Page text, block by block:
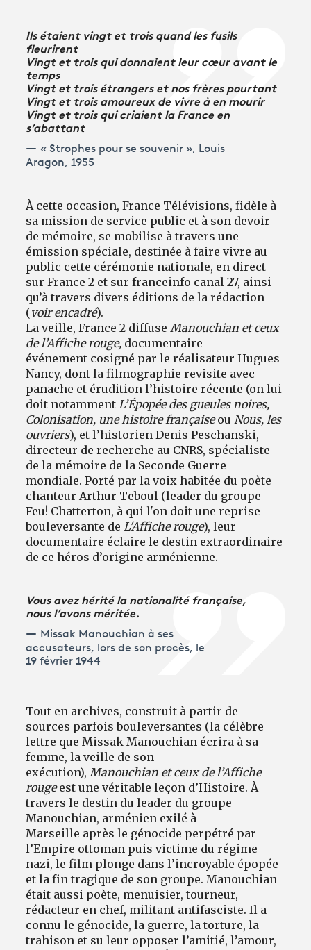
Ils étaient vingt et trois quand les fusils
fleurirent
Vingt et trois qui donnaient leur cœur avant le
temps
Vingt et trois étrangers et nos frères pourtant
Vingt et trois amoureux de vivre à en mourir
Vingt et trois qui criaient la France en
s’abattant
« Strophes pour se souvenir », Louis
Aragon, 1955
À cette occasion, France Télévisions, fidèle à
sa mission de service public et à son devoir
de mémoire, se mobilise à travers une
émission spéciale, destinée à faire vivre au
public cette cérémonie nationale, en direct
sur France 2 et sur franceinfo canal 27, ainsi
qu’à travers divers éditions de la rédaction
(voir encadré).
La veille, France 2 diffuse Manouchian et ceux
de l’Affiche rouge, documentaire
événement cosigné par le réalisateur Hugues
Nancy, dont la filmographie revisite avec
panache et érudition l’histoire récente (on lui
doit notamment L’Épopée des gueules noires,
Colonisation, une histoire françaiseou Nous, les
ouvriers), et l’historien Denis Peschanski,
directeur de recherche au CNRS, spécialiste
de la mémoire de la Seconde Guerre
mondiale. Porté par la voix habitée du poète
chanteur Arthur Teboul (leader du groupe
Feu! Chatterton, à qui l'on doit une reprise
bouleversante de L'Affiche rouge), leur
documentaire éclaire le destin extraordinaire
de ce héros d’origine arménienne.
Vous avez hérité la nationalité française,
nous l’avons méritée.
Missak Manouchian à ses
accusateurs, lors de son procès, le
19 février 1944
Tout en archives, construit à partir de
sources parfois bouleversantes (la célèbre
lettre que Missak Manouchian écrira à sa
femme, la veille de son
exécution), Manouchian et ceux de l’Affiche
rougeest une véritable leçon d’Histoire. À
travers le destin du leader du groupe
Manouchian, arménien exilé à
Marseille après le génocide perpétré par
l’Empire ottoman puis victime du régime
nazi, le film plonge dans l’incroyable épopée
et la fin tragique de son groupe. Manouchian
était aussi poète, menuisier, tourneur,
rédacteur en chef, militant antifasciste. Il a
connu le génocide, la guerre, la torture, la
trahison et su leur opposer l’amitié, l’amour,